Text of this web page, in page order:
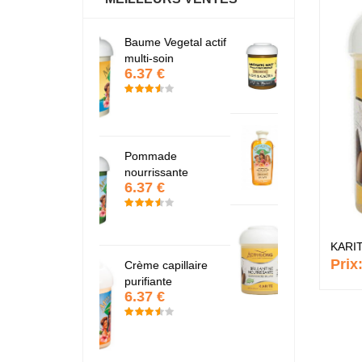
Prix:
Baume Vegetal actif
Fantastic Hair